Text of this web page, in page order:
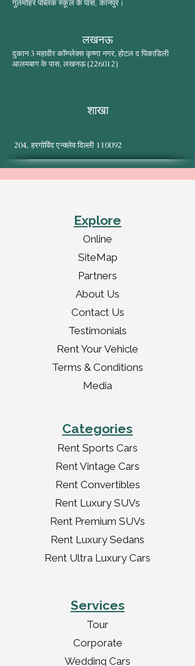
गुलमोहर पब्लिक स्कूल के पास, कानपुर।
लखनऊ
दुकान 3 महावीर कॉम्प्लेक्स कृष्णा नगर, होटल द पिकाडिली
आलमबाग के पास, लखनऊ (226012)
शाखा
204, हरगोविंद एन्क्लेव दिल्ली 110092
Explore
Online
SiteMap
Partners
About Us
Contact Us
Testimonials
Rent Your Vehicle
Terms & Conditions
Media
Categories
Rent Sports Cars
Rent Vintage Cars
Rent Convertibles
Rent Luxury SUVs
Rent Premium SUVs
Rent Luxury Sedans
Rent Ultra Luxury Cars
Services
Tour
Corporate
Wedding Cars